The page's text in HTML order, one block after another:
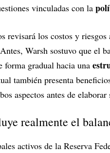
vinculadas con la
revisará los costos y
Warsh sostuvo que el
forma gradual hacia una
también presenta
aspectos antes de elaborar
realmente el
activos de la Reserva